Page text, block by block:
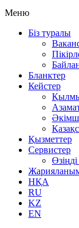
Меню
Біз туралы
Бланктер
Кейстер
Қызметтер
Сервистер
НҚА
RU
KZ
EN